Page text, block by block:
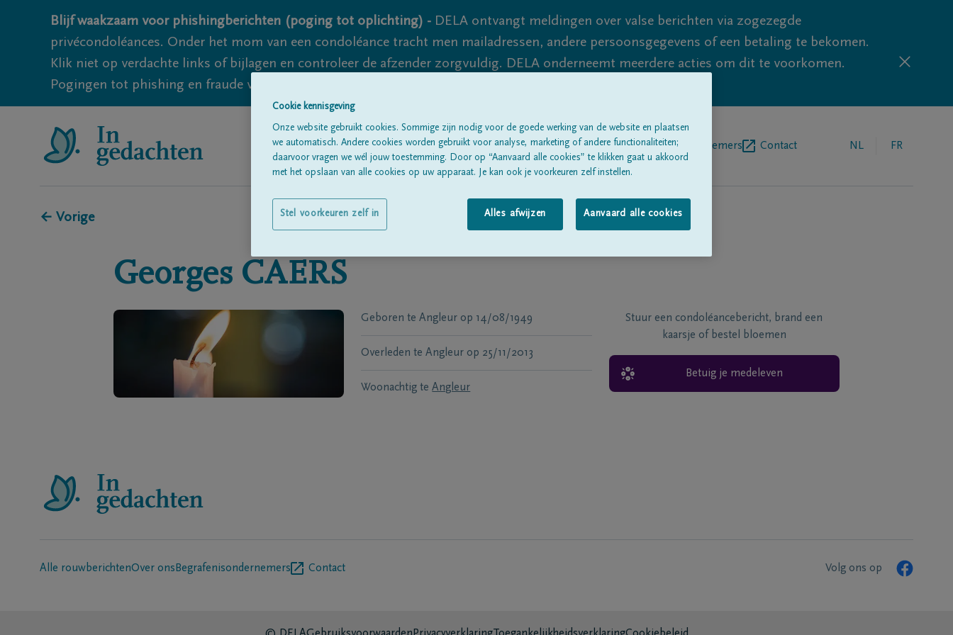
Blijf waakzaam voor phishingberichten (poging tot oplichting) - DELA ontvangt meldingen over valse berichten via zogezegde
privécondoléances. Onder het mom van een condoléance tracht men mailadressen, andere persoonsgegevens of een betaling te bekomen.
Klik niet op verdachte links of bijlagen en controleer de afzender zorgvuldig. DELA onderneemt meerdere acties om dit te voorkomen.
Pogingen tot phishing en fraude vallen echter nooit volledig uit te sluiten, dus blijf waakzaam.
Alle rouwberichten Over onsBegrafenisondernemers Contact NL FR
← Vorige
Georges CAERS
Geboren te Angleur op 14/08/1949
Overleden te Angleur op 25/11/2013
Woonachtig te Angleur
Stuur een condoléancebericht, brand een
kaarsje of bestel bloemen
Betuig je medeleven
Alle rouwberichtenOver ons Begrafenisondernemers Contact Volg ons op
Cookie kennisgeving
Onze website gebruikt cookies. Sommige zijn nodig voor de goede werking van de website en plaatsen
we automatisch. Andere cookies worden gebruikt voor analyse, marketing of andere functionaliteiten;
daarvoor vragen we wél jouw toestemming. Door op “Aanvaard alle cookies” te klikken gaat u akkoord
met het opslaan van alle cookies op uw apparaat. Je kan ook je voorkeuren zelf instellen.
Alles afwijzen Aanvaard alle cookies
Stel voorkeuren zelf in